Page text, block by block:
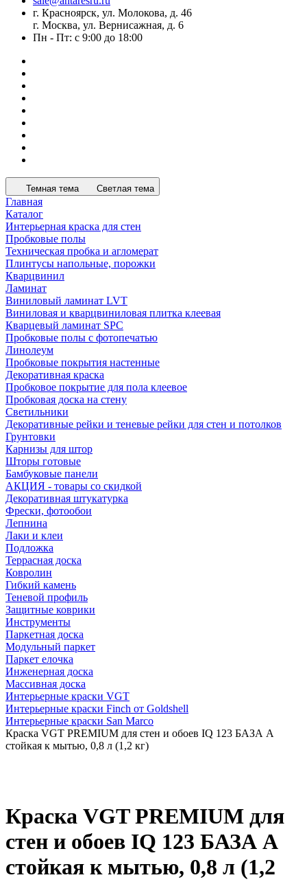
г. Красноярск, ул. Молокова, д. 46
г. Москва, ул. Вернисажная, д. 6
Пн - Пт: с 9:00 до 18:00
Темная тема Светлая тема
Главная
Каталог
Интерьерная краска для стен
Пробковые полы
Техническая пробка и агломерат
Плинтусы напольные, порожки
Кварцвинил
Ламинат
Виниловый ламинат LVT
Виниловая и кварцвиниловая плитка клеевая
Кварцевый ламинат SPC
Пробковые полы с фотопечатью
Линолеум
Пробковые покрытия настенные
Декоративная краска
Пробковое покрытие для пола клеевое
Пробковая доска на стену
Светильники
Декоративные рейки и теневые рейки для стен и потолков
Грунтовки
Карнизы для штор
Шторы готовые
Бамбуковые панели
АКЦИЯ - товары со скидкой
Декоративная штукатурка
Фрески, фотообои
Лепнина
Лаки и клеи
Подложка
Террасная доска
Ковролин
Гибкий камень
Теневой профиль
Защитные коврики
Инструменты
Паркетная доска
Модульный паркет
Паркет елочка
Инженерная доска
Массивная доска
Интерьерные краски VGT
Интерьерные краски Finch от Goldshell
Интерьерные краски San Marco
Краска VGT PREMIUM для стен и обоев IQ 123 БАЗА А
стойкая к мытью, 0,8 л (1,2 кг)
Краска VGT PREMIUM для
стен и обоев IQ 123 БАЗА А
стойкая к мытью, 0,8 л (1,2